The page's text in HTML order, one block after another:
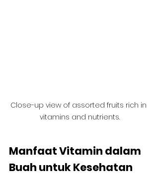
Close-up view of assorted fruits rich in
vitamins and nutrients.
Manfaat Vitamin dalam
Buah untuk Kesehatan